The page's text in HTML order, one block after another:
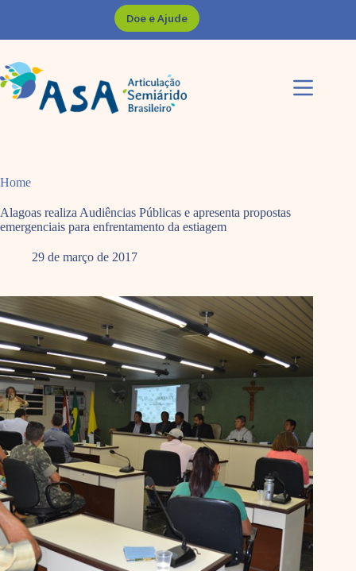
Doe e Ajude
Home
Alagoas realiza Audiências Públicas e apresenta propostas
emergenciais para enfrentamento da estiagem
29 de março de 2017